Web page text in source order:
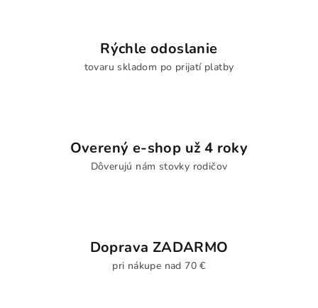
Rýchle odoslanie
tovaru skladom po prijatí platby
Overený e-shop už 4 roky
Dôverujú nám stovky rodičov
Doprava ZADARMO
pri nákupe nad 70 €